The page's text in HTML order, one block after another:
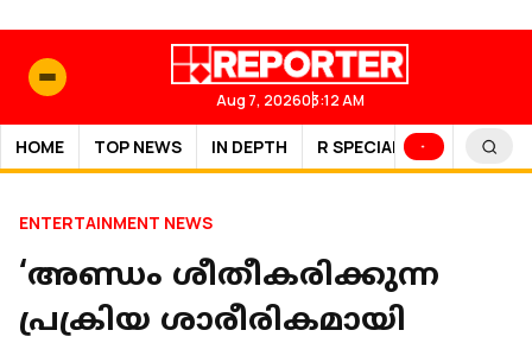
Aug 7, 202603:12 AM
HOME TOP NEWS IN DEPTH R SPECIAL SPORTS
ENTERTAINMENT NEWS
‘അണ്ഡം ശീതീകരിക്കുന്ന
പ്രക്രിയ ശാരീരികമായി